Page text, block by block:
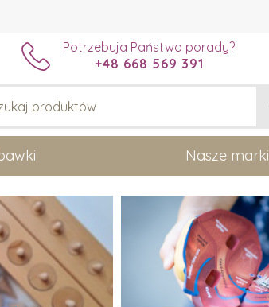
Potrzebuja Państwo porady?
+48 668 569 391
Nasze marki